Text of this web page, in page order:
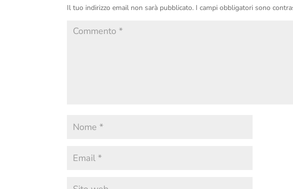
Il tuo indirizzo email non sarà pubblicato. I campi obbligatori sono